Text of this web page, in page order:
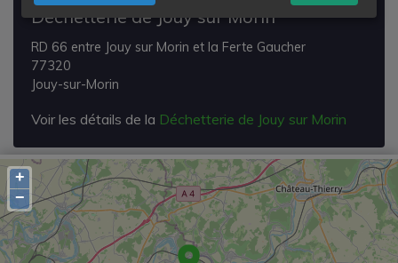
Déchetterie de Jouy sur Morin
RD 66 entre Jouy sur Morin et la Ferte Gaucher
77320
Jouy-sur-Morin
Voir les détails de la Déchetterie de Jouy sur Morin
+
−